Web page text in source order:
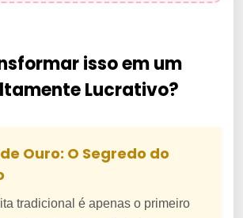
isso em um
Lucrativo?
Ouro: O Segredo do
tradicional é apenas o primeiro